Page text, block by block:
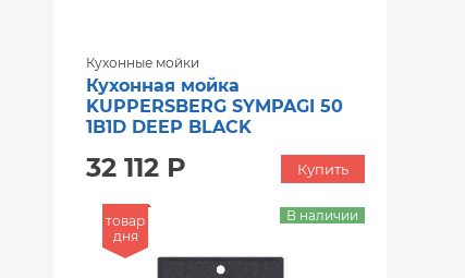
Кухонные мойки
Кухонная мойка
KUPPERSBERG SYMPAGI 50
1B1D DEEP BLACK
32 112 Р Купить
товар
дня
В наличии